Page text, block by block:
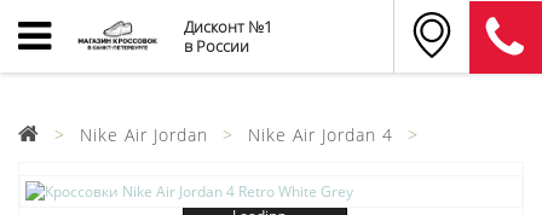
Дисконт №1
в России
Nike Air Jordan Nike Air Jordan 4